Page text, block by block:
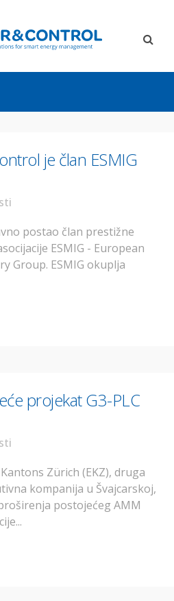
je član ESMIG
postao član prestižne
ESMIG - European
Group. ESMIG okuplja
projekat G3-PLC
Zürich (EKZ), druga
kompanija u Švajcarskoj,
postojećeg AMM